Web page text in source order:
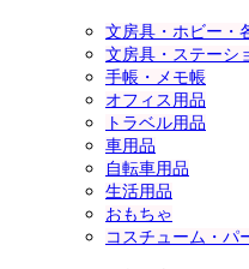
文房具・ホビー・
文房具・ステーシ
手帳・メモ帳
オフィス用品
トラベル用品
車用品
自転車用品
生活用品
おもちゃ
コスチューム・パ